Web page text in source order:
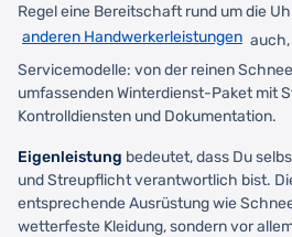
Regel eine Bereitschaft rund um die
anderen Handwerkerleistungen
Servicemodelle: von der reinen
umfassenden Winterdienst-Paket mit
Kontrolldiensten und Dokumentation.
Eigenleistung bedeutet, dass Du
und Streupflicht verantwortlich bist.
entsprechende Ausrüstung wie
wetterfeste Kleidung, sondern vor